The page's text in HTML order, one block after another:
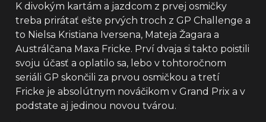
K divokým kartám a jazdcom z prvej osmičky
treba prirátať ešte prvých troch z GP Challenge a
to Nielsa Kristiana Iversena, Mateja Žagara a
Austrálčana Maxa Fricke. Prví dvaja si takto poistili
svoju účasť a oplatilo sa, lebo v tohtoročnom
seriáli GP skončili za prvou osmičkou a tretí
Fricke je absolútnym nováčikom v Grand Prix a v
podstate aj jedinou novou tvárou.